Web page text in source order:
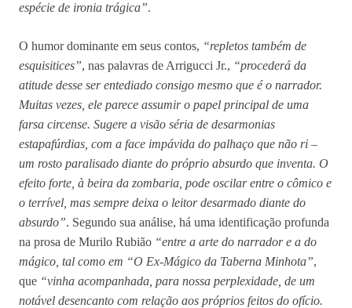
espécie de ironia trágica”.
O humor dominante em seus contos, “repletos também de
esquisitices”, nas palavras de Arrigucci Jr., “procederá da
atitude desse ser entediado consigo mesmo que é o narrador.
Muitas vezes, ele parece assumir o papel principal de uma
farsa circense. Sugere a visão séria de desarmonias
estapafúrdias, com a face impávida do palhaço que não ri –
um rosto paralisado diante do próprio absurdo que inventa. O
efeito forte, à beira da zombaria, pode oscilar entre o cômico e
o terrível, mas sempre deixa o leitor desarmado diante do
absurdo”. Segundo sua análise, há uma identificação profunda
na prosa de Murilo Rubião “entre a arte do narrador e a do
mágico, tal como em “O Ex-Mágico da Taberna Minhota”,
que “vinha acompanhada, para nossa perplexidade, de um
notável desencanto com relação aos próprios feitos do ofício.